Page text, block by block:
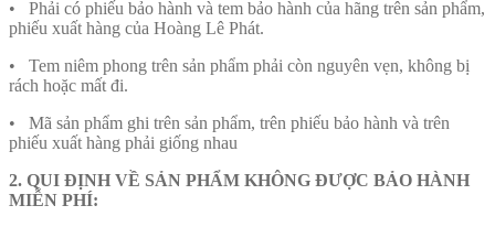
• Phải có phiếu bảo hành và tem bảo hành của hãng trên sản phẩm,
phiếu xuất hàng của Hoàng Lê Phát.
• Tem niêm phong trên sản phẩm phải còn nguyên vẹn, không bị
rách hoặc mất đi.
• Mã sản phẩm ghi trên sản phẩm, trên phiếu bảo hành và trên
phiếu xuất hàng phải giống nhau
2. QUI ĐỊNH VỀ SẢN PHẨM KHÔNG ĐƯỢC BẢO HÀNH
MIỄN PHÍ: